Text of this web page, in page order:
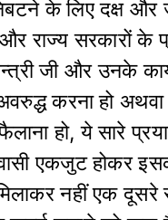
के लिए दक्ष
राज्य सरकारों
जी और उनके
करना हो
हो, ये सारे
एकजुट होकर
नहीं एक दूसरे